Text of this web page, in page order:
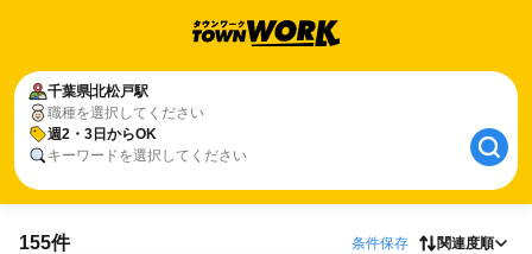
千葉県北松戸駅
職種を選択してください
週2・3日からOK
キーワードを選択してください
155件 条件保存 関連度順